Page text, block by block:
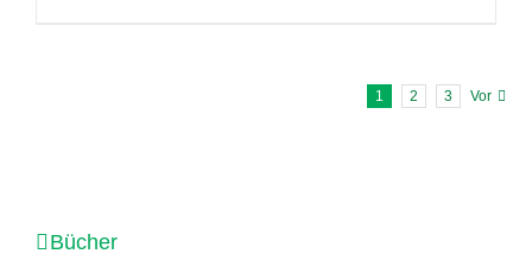
1 2 3 Vor
Bücher